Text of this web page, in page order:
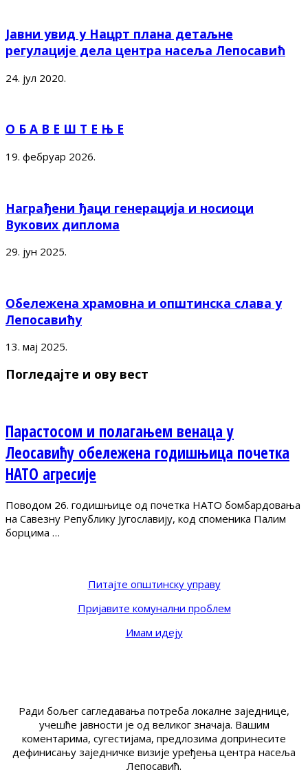
Јавни увид у Нацрт плана детаљне
регулације дела центра насеља Лепосавић
24. јул 2020.
О Б А В Е Ш Т Е Њ Е
19. фебруар 2026.
Награђени ђаци генерација и носиоци
Вукових диплома
29. јун 2025.
Обележена храмовна и општинска слава у
Лепосавићу
13. мај 2025.
Погледајте и ову вест
Парастосом и полагањем венаца у
Леосавићу обележена годишњица почетка
НАТО агресије
Поводом 26. годишњице од почетка НАТО бомбардовања
на Савезну Републику Југославију, код споменика Палим
борцима …
Питајте општинску управу
Пријавите комунални проблем
Имам идеју
Ради бољег сагледавања потреба локалне заједнице,
учешће јавности је од великог значаја. Вашим
коментарима, сугестијама, предлозима допринесите
дефинисању заједничке визије уређења центра насеља
Лепосавић.